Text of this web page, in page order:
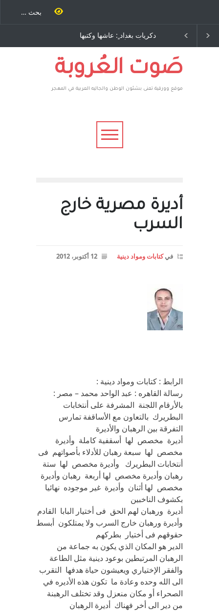
الاستيطان ومسلسل الخداع
المستمر - قلم : راسم عبيدات
عاشها وكتبها
الامريكية
صَوت العُروبة
موقع وورقية تعنى بشئون الوطن والجاليه العربية في المهجر
أديرة مصرية خارج
السرب
فيكتابات ومواد دينية 12 أكتوبر، 2012
الرابط : كتابات ومواد دينية :
رسالة القاهره : عبد الواحد محمد – مصر :
بالأرقام اللجنة المشرفة على أنتخابات
البطريرك بالتعاون مع الأساقفة تمارس
التفرقة بين الرهبان والأديرة
أديرة مخصص لها أسقفية كاملة وأديرة
مخصص لها سبعة رهبان للأدلاء بأصواتهم فى
أنتخابات البطريرك وأديرة مخصص لها ستة
رهبان وأديرة مخصص لها أربعة رهبان وأديرة
مخصص لها أثنان وأديرة غير موجوده نهائيا
بكشوف الناخبين
أديرة ورهبان لهم الحق فى أختيار البابا القادم
وأديرة ورهبان خارج السرب ولا يمتلكون أبسط
حقوقهم فى أختيار بطركهم
الدير هو المكان الذي يكون به جماعة من
الرهبان المرتبطين بوعود دينية مثل الطاعة
والفقر الإختياري ويعيشون حياة هدفها التقرب
الى الله وحده وعادة ما تكون هذه الأديره في
الصحراء أو مكان منعزل وقد تختلف الرهبنة
من دير الى أخر فهناك أديرة الرهبان